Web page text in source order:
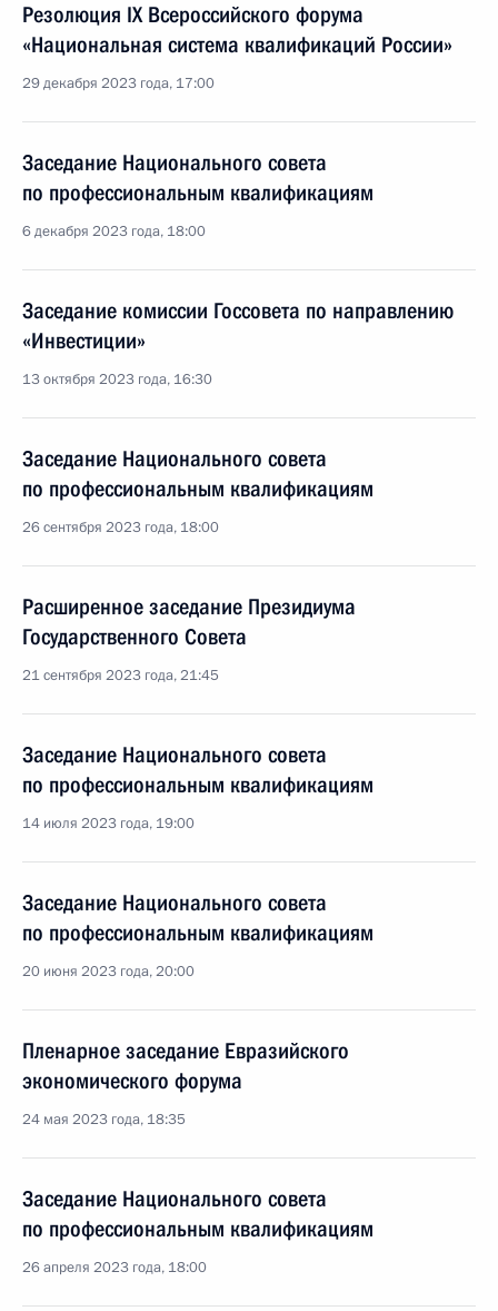
Резолюция IX Всероссийского форума
«Национальная система квалификаций России»
29 декабря 2023 года, 17:00
Заседание Национального совета
по профессиональным квалификациям
6 декабря 2023 года, 18:00
Заседание комиссии Госсовета по направлению
«Инвестиции»
13 октября 2023 года, 16:30
Заседание Национального совета
по профессиональным квалификациям
26 сентября 2023 года, 18:00
Расширенное заседание Президиума
Государственного Совета
21 сентября 2023 года, 21:45
Заседание Национального совета
по профессиональным квалификациям
14 июля 2023 года, 19:00
Заседание Национального совета
по профессиональным квалификациям
20 июня 2023 года, 20:00
Пленарное заседание Евразийского
экономического форума
24 мая 2023 года, 18:35
Заседание Национального совета
по профессиональным квалификациям
26 апреля 2023 года, 18:00